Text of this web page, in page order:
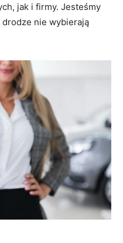
jak i firmy. Jesteśmy
drodze nie wybierają